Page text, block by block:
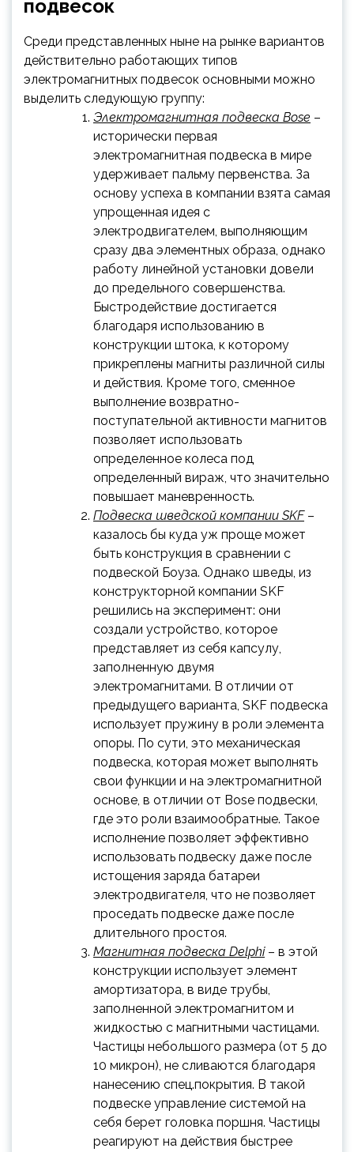
подвесок
Среди представленных ныне на рынке вариантов
действительно работающих типов
электромагнитных подвесок основными можно
выделить следующую группу:
Электромагнитная подвеска Bose –
исторически первая
электромагнитная подвеска в мире
удерживает пальму первенства. За
основу успеха в компании взята самая
упрощенная идея с
электродвигателем, выполняющим
сразу два элементных образа, однако
работу линейной установки довели
до предельного совершенства.
Быстродействие достигается
благодаря использованию в
конструкции штока, к которому
прикреплены магниты различной силы
и действия. Кроме того, сменное
выполнение возвратно-
поступательной активности магнитов
позволяет использовать
определенное колеса под
определенный вираж, что значительно
повышает маневренность.
Подвеска шведской компании SKF–
казалось бы куда уж проще может
быть конструкция в сравнении с
подвеской Боуза. Однако шведы, из
конструкторной компании SKF
решились на эксперимент: они
создали устройство, которое
представляет из себя капсулу,
заполненную двумя
электромагнитами. В отличии от
предыдущего варианта, SKF подвеска
использует пружину в роли элемента
опоры. По сути, это механическая
подвеска, которая может выполнять
свои функции и на электромагнитной
основе, в отличии от Bose подвески,
где это роли взаимообратные. Такое
исполнение позволяет эффективно
использовать подвеску даже после
истощения заряда батареи
электродвигателя, что не позволяет
проседать подвеске даже после
длительного простоя.
Магнитная подвеска Delphi– в этой
конструкции использует элемент
амортизатора, в виде трубы,
заполненной электромагнитом и
жидкостью с магнитными частицами.
Частицы небольшого размера (от 5 до
10 микрон), не сливаются благодаря
нанесению спец.покрытия. В такой
подвеске управление системой на
себя берет головка поршня. Частицы
реагируют на действия быстрее